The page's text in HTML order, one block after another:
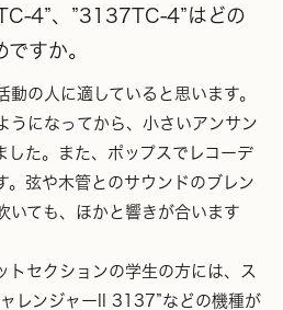
4”、”3137TC-4”はどの
すか。
の人に適していると思います。
うになってから、小さいアンサン
した。また、ポップスでレコーデ
。弦や木管とのサウンドのブレン
いても、ほかと響きが合います
トセクションの学生の方には、ス
レンジャーII 3137”などの機種が